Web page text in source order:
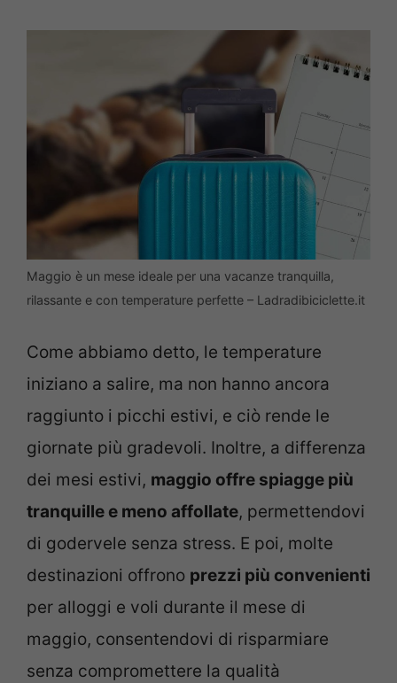
Maggio è un mese ideale per una vacanze tranquilla,
rilassante e con temperature perfette – Ladradibiciclette.it
Come abbiamo detto, le temperature
iniziano a salire, ma non hanno ancora
raggiunto i picchi estivi, e ciò rende le
giornate più gradevoli. Inoltre, a differenza
dei mesi estivi, maggio offre spiagge più
tranquille e meno affollate, permettendovi
di godervele senza stress. E poi, molte
destinazioni offrono prezzi più convenienti
per alloggi e voli durante il mese di
maggio, consentendovi di risparmiare
senza compromettere la qualità